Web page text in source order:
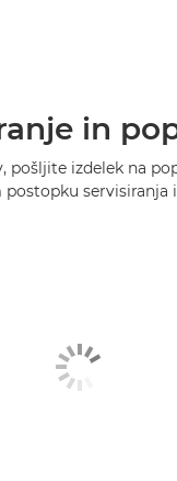
in
pošljite izdelek na
postopku servisiranja